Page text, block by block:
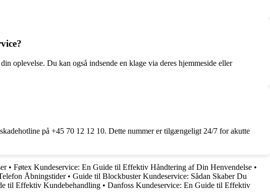
oplevelse. Du kan også indsende en klage via deres hjemmeside eller
på +45 70 12 12 10. Dette nummer er tilgængeligt 24/7 for akutte
• Føtex Kundeservice: En Guide til Effektiv Håndtering af Din Henvendelse •
Åbningstider• Guide til Blockbuster Kundeservice: Sådan Skaber Du
til Effektiv Kundebehandling • Danfoss Kundeservice: En Guide til Effektiv